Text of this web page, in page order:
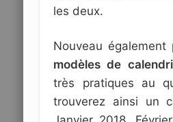
les deux.
Nouveau également
modèles de
très pratiques au
trouverez ainsi un